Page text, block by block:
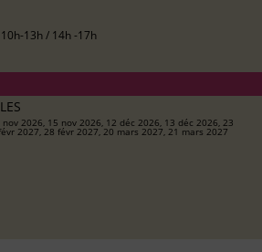
13h / 14h -17h
2026, 15 nov 2026, 12 déc 2026, 13 déc 2026, 23
2027, 28 févr 2027, 20 mars 2027, 21 mars 2027